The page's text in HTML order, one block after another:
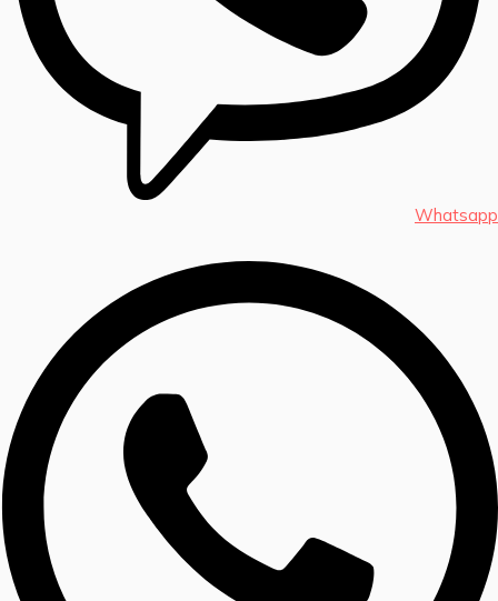
Whatsapp